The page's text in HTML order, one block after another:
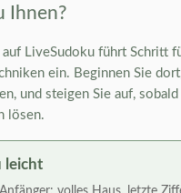
Ihnen?
auf LiveSudoku führt Schritt
ein. Beginnen Sie
und steigen Sie auf, sobald
lösen.
leicht